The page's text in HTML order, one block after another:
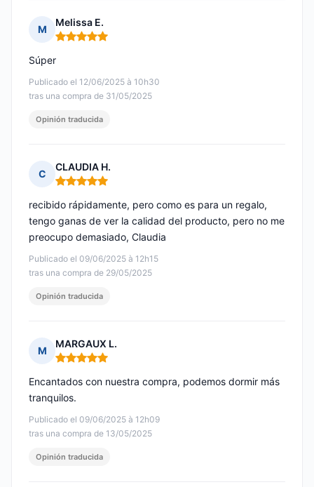
M
Melissa E.
Nota: 5 de 5
Publicado el 12/06/2025 à 10h30
tras una compra de 31/05/2025
Súper
Opinión traducida
C
CLAUDIA H.
Nota: 5 de 5
Publicado el 09/06/2025 à 12h15
tras una compra de 29/05/2025
recibido rápidamente, pero como es para un regalo,
tengo ganas de ver la calidad del producto, pero no me
preocupo demasiado, Claudia
Opinión traducida
M
MARGAUX L.
Nota: 5 de 5
Publicado el 09/06/2025 à 12h09
tras una compra de 13/05/2025
Encantados con nuestra compra, podemos dormir más
tranquilos.
Opinión traducida